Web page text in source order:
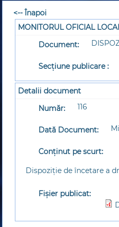
<-- Înapoi
MONITORUL OFICIAL
Document:
Secțiune publicare :
Detalii document
Număr:
116
Dată Document:
Conținut pe scurt:
Dispoziție de încetare a
Fișier publicat: